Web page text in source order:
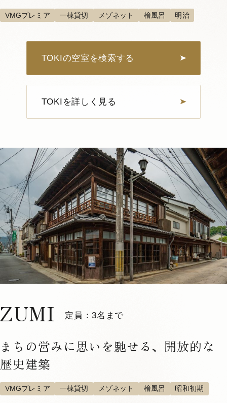
VMGプレミア 一棟貸切 メゾネット 檜風呂 明治
TOKIの空室を検索する
TOKIを詳しく見る
ZUMI 定員：3名まで
まちの営みに思いを馳せる、開放的な
歴史建築
VMGプレミア 一棟貸切 メゾネット 檜風呂 昭和初期
1 4
TUNE 301 定員：2名まで
VMGコンフォート メゾネット 檜風呂
お部屋お任せ
昭和初期
詳しく見る 空室確認・ご予約